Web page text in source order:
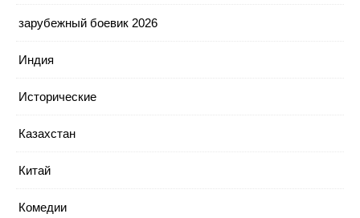
зарубежный боевик 2026
Индия
Исторические
Казахстан
Китай
Комедии